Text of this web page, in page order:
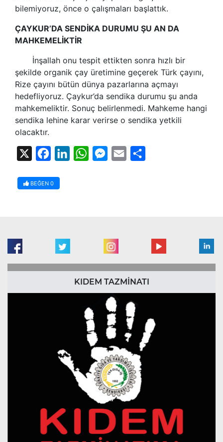
bilemiyoruz, önce o çalışmaları başlattık.
ÇAYKUR’DA SENDİKA DURUMU ŞU AN DA
MAHKEMELİKTİR
İnşallah onu tespit ettikten sonra hızlı bir
şekilde organik çay üretimine geçerek Türk çayını,
Rize çayını bütün dünya pazarlarına açmayı
hedefliyoruz. Çaykur’da sendika durumu şu anda
mahkemeliktir. Sonuç belirlenmedi. Mahkeme hangi
sendika lehine karar verirse o sendika yetkili
olacaktır.
FacebookLinkedInWhatsAppMessenger
Email
BEĞEN 0
KIDEM TAZMİNATI